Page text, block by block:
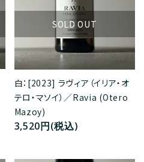
SOLD OUT
白：[2023] ラヴィア（イリア・オ
テロ・マソイ）／Ravia (Otero
Mazoy)
3,520円(税込)